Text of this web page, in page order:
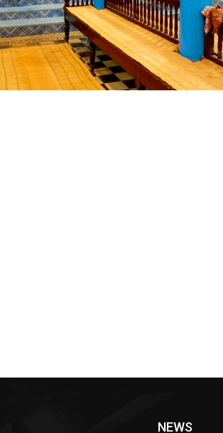
NEWS